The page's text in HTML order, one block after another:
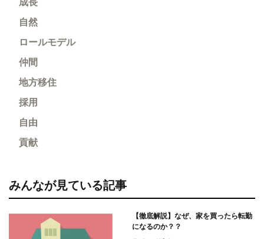
自然
ロールモデル
仲間
地方移住
採用
自由
貢献
みんなが見ている記事
【徹底解説】なぜ、家を買ったら転勤
になるのか？？